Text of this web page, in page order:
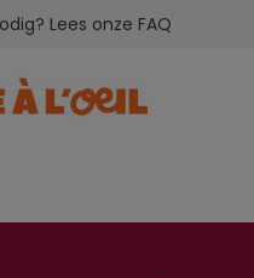
Lees onze FAQ